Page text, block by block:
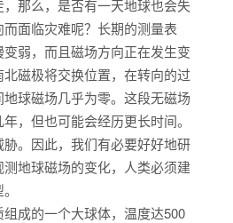
那么，是否有一天地球也会失
面临灾难呢？长期的测量表
弱，而且磁场方向正在发生变
磁极将交换位置，在转向的过
球磁场几乎为零。这段无磁场
，但也可能会经历更长时间。
。因此，我们有必要好好地研
地球磁场的变化，人类必须建
成的一个大球体，温度达500